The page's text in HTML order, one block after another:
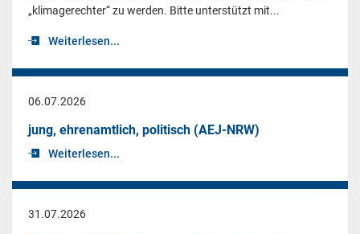
„klimagerechter“ zu werden. Bitte unterstützt mit...
Weiterlesen...
06.07.2026
jung, ehrenamtlich, politisch (AEJ-NRW)
Weiterlesen...
31.07.2026